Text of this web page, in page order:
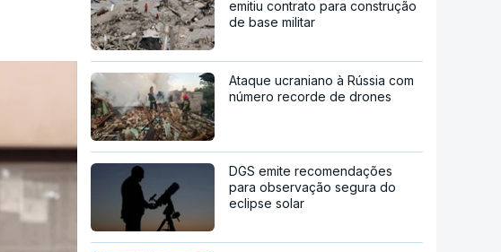
emitiu contrato para construção
de base militar
Ataque ucraniano à Rússia com
número recorde de drones
DGS emite recomendações
para observação segura do
eclipse solar